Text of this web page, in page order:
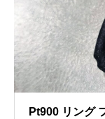
Pt900 リング